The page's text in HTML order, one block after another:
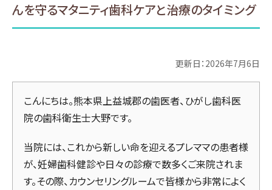
んを守るマタニティ歯科ケアと治療のタイミング
更新日：2026年7月6日
こんにちは。熊本県上益城郡の歯医者、ひがし歯科医
院の歯科衛生士大野です。
当院には、これから新しい命を迎えるプレママの患者様
が、妊婦歯科健診や日々の診療で数多くご来院されま
す。その際、カウンセリングルームで皆様から非常によく